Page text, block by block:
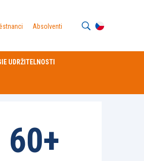
Absolventi
UDRŽITELNOSTI
60+